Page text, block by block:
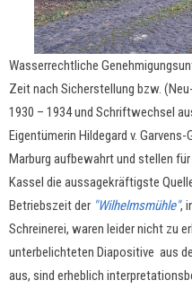
Wasserrechtliche
Zeit nach Sicherstellung bzw.
1930 – 1934 und Schriftwechsel
Eigentümerin Hildegard v.
Marburg aufbewahrt und stellen
Kassel die aussagekräftigste
Betriebszeit der "Wilhelmsmühle",
Schreinerei, waren leider nicht zu
unterbelichteten Diapositive aus
aus, sind erheblich